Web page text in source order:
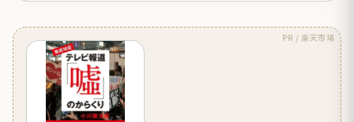
PR / 楽天市場